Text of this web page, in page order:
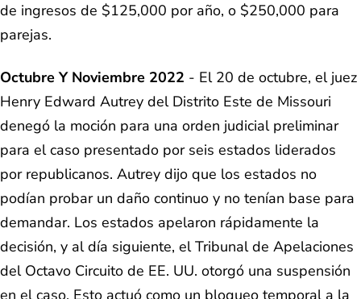
de ingresos de $125,000 por año, o $250,000 para
parejas.
Octubre Y Noviembre 2022 - El 20 de octubre, el juez
Henry Edward Autrey del Distrito Este de Missouri
denegó la moción para una orden judicial preliminar
para el caso presentado por seis estados liderados
por republicanos. Autrey dijo que los estados no
podían probar un daño continuo y no tenían base para
demandar. Los estados apelaron rápidamente la
decisión, y al día siguiente, el Tribunal de Apelaciones
del Octavo Circuito de EE. UU. otorgó una suspensión
en el caso. Esto actuó como un bloqueo temporal a la